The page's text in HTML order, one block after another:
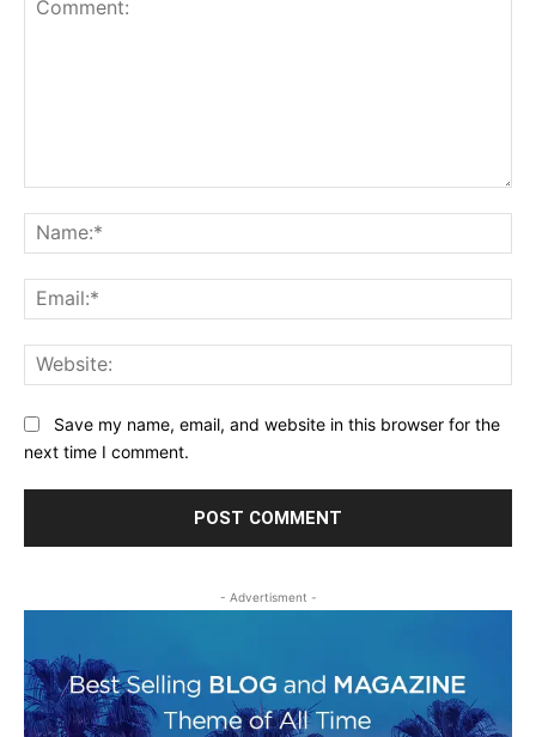
Save my name, email, and website in this browser for the
next time I comment.
- Advertisment -